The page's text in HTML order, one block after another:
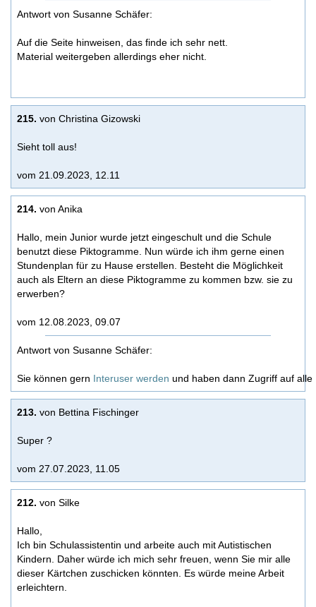
Antwort von Susanne Schäfer:
Auf die Seite hinweisen, das finde ich sehr nett.
Material weitergeben allerdings eher nicht.
215. von Christina Gizowski
Sieht toll aus!
vom 21.09.2023, 12.11
214. von Anika
Hallo, mein Junior wurde jetzt eingeschult und die Schule
benutzt diese Piktogramme. Nun würde ich ihm gerne einen
Stundenplan für zu Hause erstellen. Besteht die Möglichkeit
auch als Eltern an diese Piktogramme zu kommen bzw. sie zu
erwerben?
vom 12.08.2023, 09.07
Antwort von Susanne Schäfer:
Sie können gern Interuser werden und haben dann Zugriff auf alle
213. von Bettina Fischinger
Super ?
vom 27.07.2023, 11.05
212. von Silke
Hallo,
Ich bin Schulassistentin und arbeite auch mit Autistischen
Kindern. Daher würde ich mich sehr freuen, wenn Sie mir alle
dieser Kärtchen zuschicken könnten. Es würde meine Arbeit
erleichtern.